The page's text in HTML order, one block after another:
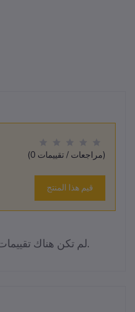
(0 مراجعات / تقييمات)
قيم هذا المنتج
لم تكن هناك تقييمات لهذا المنتج حتى الآن.